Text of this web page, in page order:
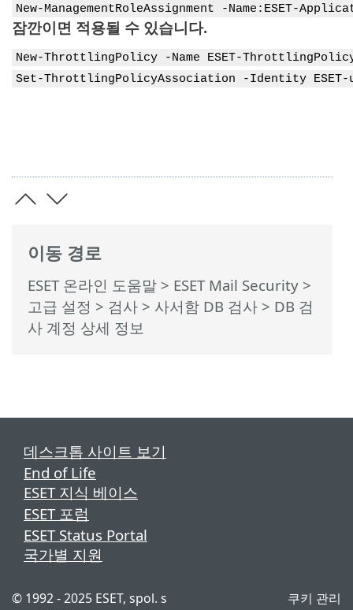
이동 경로
ESET 온라인 도움말 > ESET Mail Security >
고급 설정 > 검사 > 사서함 DB 검사 > DB 검
사 계정 상세 정보
New-ManagementRoleAssignment -Name:ESET-
잠깐이면 적용될 수 있습니다.
New-ThrottlingPolicy -Name ESET-
Set-ThrottlingPolicyAssociation -Identity
데스크톱 사이트 보기
End of Life
ESET 지식 베이스
ESET 포럼
ESET Status Portal
국가별 지원
© 1992 - 2025 ESET, spol. s
쿠키 관리